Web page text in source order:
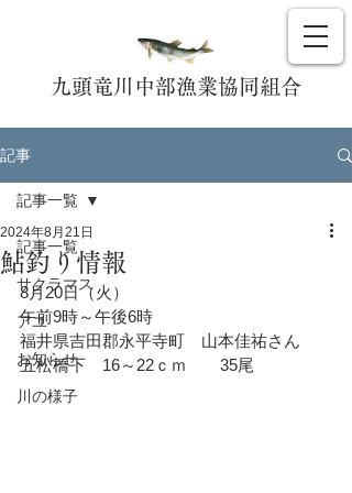
九頭竜川中部漁業協同組合
記事
記事一覧
サクラマス
アユ
お知らせ
川の様子
記事一覧
鮎釣り情報
2024年8月21日
8月20日（火）
午前9時～午後6時
福井県吉田郡永平寺町　山本佳祐さん
五松橋下　16～22ｃｍ　　35尾